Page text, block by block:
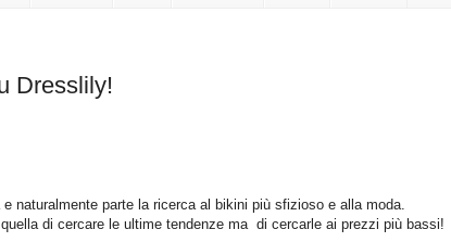
Dresslily!
naturalmente parte la ricerca al bikini più sfizioso e alla moda.
di cercare le ultime tendenze ma di cercarle ai prezzi più bassi!